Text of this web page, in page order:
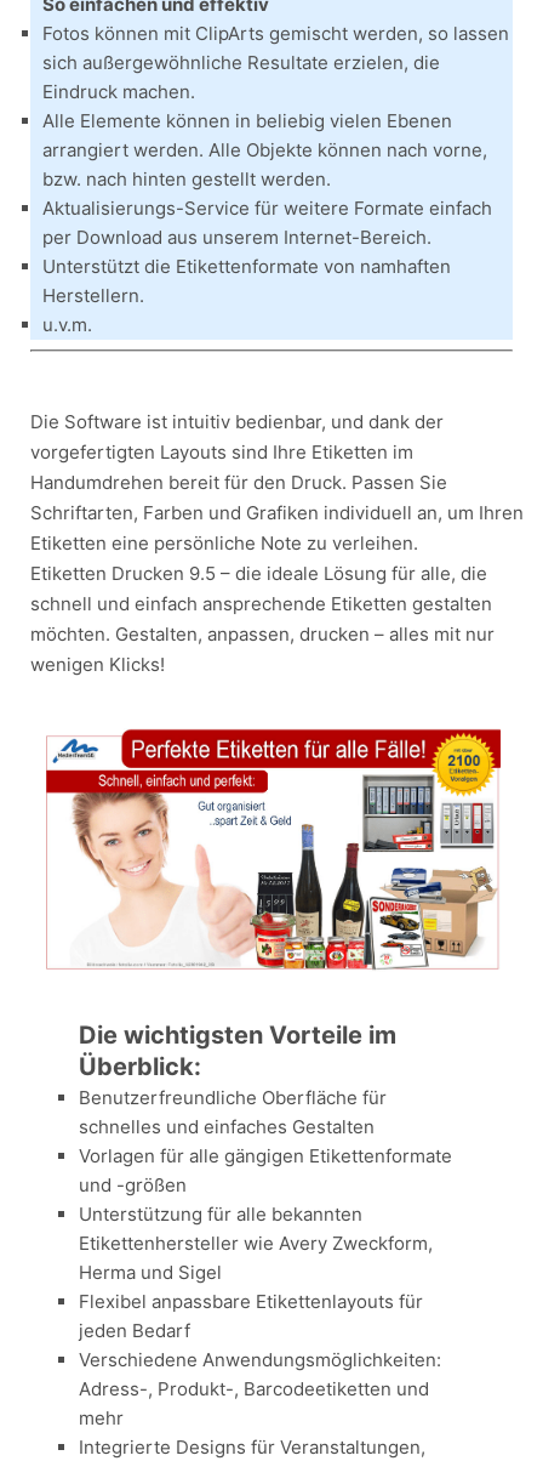
Fotos können mit ClipArts gemischt werden, so lassen
sich außergewöhnliche Resultate erzielen, die
Eindruck machen.
Alle Elemente können in beliebig vielen Ebenen
arrangiert werden. Alle Objekte können nach vorne,
bzw. nach hinten gestellt werden.
Aktualisierungs-Service für weitere Formate einfach
per Download aus unserem Internet-Bereich.
Unterstützt die Etikettenformate von namhaften
Herstellern.
u.v.m.
Die Software ist intuitiv bedienbar, und dank der
vorgefertigten Layouts sind Ihre Etiketten im
Handumdrehen bereit für den Druck. Passen Sie
Schriftarten, Farben und Grafiken individuell an, um Ihren
Etiketten eine persönliche Note zu verleihen.
Etiketten Drucken 9.5 – die ideale Lösung für alle, die
schnell und einfach ansprechende Etiketten gestalten
möchten. Gestalten, anpassen, drucken – alles mit nur
wenigen Klicks!
Die wichtigsten Vorteile im
Überblick:
Benutzerfreundliche Oberfläche für
schnelles und einfaches Gestalten
Vorlagen für alle gängigen Etikettenformate
und -größen
Unterstützung für alle bekannten
Etikettenhersteller wie Avery Zweckform,
Herma und Sigel
Flexibel anpassbare Etikettenlayouts für
jeden Bedarf
Verschiedene Anwendungsmöglichkeiten:
Adress-, Produkt-, Barcodeetiketten und
mehr
Integrierte Designs für Veranstaltungen,